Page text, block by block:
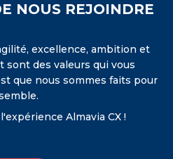
NOUS REJOINDRE
excellence, ambition et
sont des valeurs qui vous
que nous sommes faits pour
Almavia CX !